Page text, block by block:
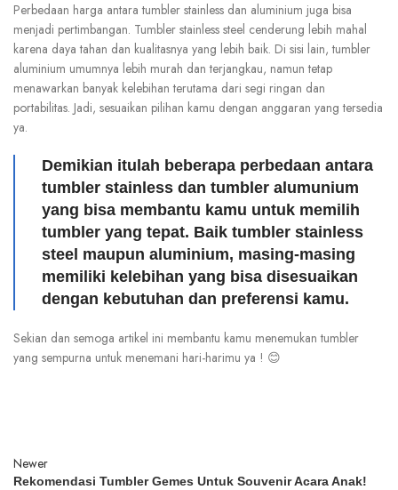
Perbedaan harga antara tumbler stainless dan aluminium juga bisa
menjadi pertimbangan. Tumbler stainless steel cenderung lebih mahal
karena daya tahan dan kualitasnya yang lebih baik. Di sisi lain, tumbler
aluminium umumnya lebih murah dan terjangkau, namun tetap
menawarkan banyak kelebihan terutama dari segi ringan dan
portabilitas. Jadi, sesuaikan pilihan kamu dengan anggaran yang tersedia
ya.
Demikian itulah beberapa perbedaan antara
tumbler stainless dan tumbler alumunium
yang bisa membantu kamu untuk memilih
tumbler yang tepat. Baik tumbler stainless
steel maupun aluminium, masing-masing
memiliki kelebihan yang bisa disesuaikan
dengan kebutuhan dan preferensi kamu.
Sekian dan semoga artikel ini membantu kamu menemukan tumbler
yang sempurna untuk menemani hari-harimu ya ! 😊
Newer
Rekomendasi Tumbler Gemes Untuk Souvenir Acara Anak!